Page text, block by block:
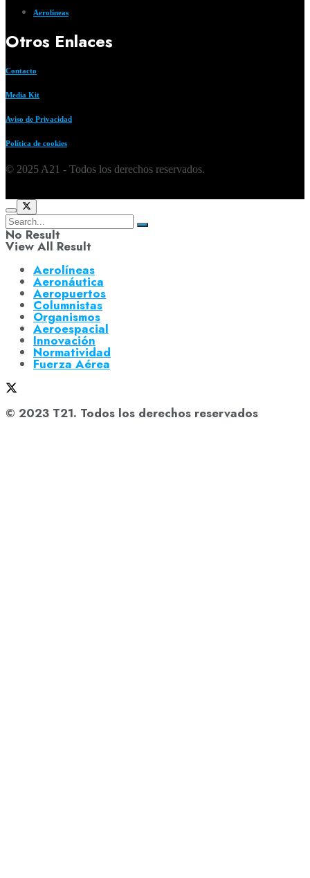
Aerolíneas
Otros Enlaces
Contacto
Media Kit
Aviso de Privacidad
Política de cookies
© 2025 A21 - Todos los derechos reservados.
No Result
View All Result
Aerolíneas
Aeronáutica
Aeropuertos
Columnistas
Organismos
Aeroespacial
Innovación
Normatividad
Fuerza Aérea
© 2023 T21. Todos los derechos reservados